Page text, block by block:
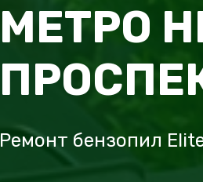
МЕТРО
Ремонт бензопил